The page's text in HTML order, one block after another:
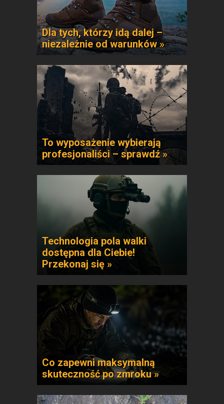
Dla tych, którzy idą dalej –
niezależnie od warunków »
To wyposażenie wybierają
profesjonaliści – sprawdź »
Technologia pola walki
dostępna dla Ciebie!
Przekonaj się »
Co zapewni maksymalną
skuteczność po zmroku »